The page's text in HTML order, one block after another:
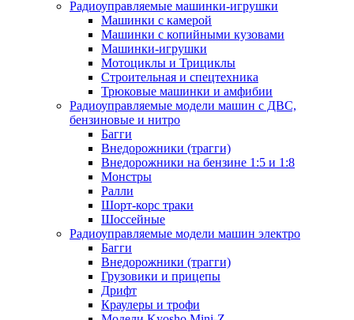
Радиоуправляемые машинки-игрушки
Машинки с камерой
Машинки с копийными кузовами
Машинки-игрушки
Мотоциклы и Трициклы
Строительная и спецтехника
Трюковые машинки и амфибии
Радиоуправляемые модели машин с ДВС,
бензиновые и нитро
Багги
Внедорожники (трагги)
Внедорожники на бензине 1:5 и 1:8
Монстры
Ралли
Шорт-корс траки
Шоссейные
Радиоуправляемые модели машин электро
Багги
Внедорожники (трагги)
Грузовики и прицепы
Дрифт
Краулеры и трофи